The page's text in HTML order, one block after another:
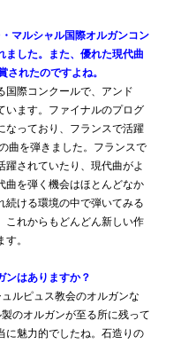
マルシャル国際オルガンコン
ました。また、優れた現代曲
れたのですよね。
国際コンクールで、アンド
います。ファイナルのプログ
なっており、フランスで活躍
曲を弾きました。フランスで
躍されていたり、現代曲がよ
曲を弾く機会はほとんどなか
続ける環境の中で弾いてみる
これからもどんどん新しい作
。
ンはありますか？
ルピュス教会のオルガンな
のオルガンが至る所に残って
に魅力的でしたね。石造りの